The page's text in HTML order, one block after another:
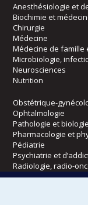
Anesthésiologie et
Biochimie et
Chirurgie
Médecine
Médecine de famille
Microbiologie,
Neurosciences
Nutrition
Obstétrique-
Ophtalmologie
Pathologie et
Pharmacologie et
Pédiatrie
Psychiatrie et
Radiologie, radio-